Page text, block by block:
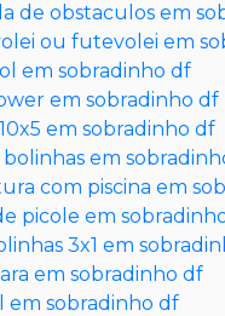
de obstaculos em
ou futevolei em
em sobradinho df
em sobradinho df
em sobradinho df
bolinhas em
com piscina em
picole em
3x1 em
em sobradinho df
em sobradinho df